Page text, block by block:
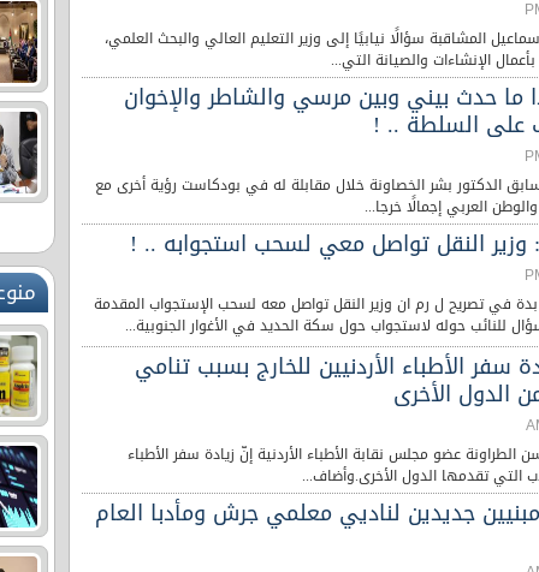
المشاقبة سؤالًا نيابيًا إلى وزير التعليم العالي والبحث العلمي،
الإنشاءات والصيانة التي...
ما حدث بيني وبين مرسي والشاطر والإخوان
على السلطة .. !
الدكتور بشر الخصاونة خلال مقابلة له في بودكاست رؤية أخرى مع
العربي إجمالًا خرجا...
: وزير النقل تواصل معي لسحب استجوابه .. !
في تصريح ل رم ان وزير النقل تواصل معه لسحب الإستجواب المقدمة
للنائب حوله لاستجواب حول سكة الحديد في الأغوار الجنوبية...
سفر الأطباء الأردنيين للخارج بسبب تنامي
الدول الأخرى
عضو مجلس نقابة الأطباء الأردنية إنّ زيادة سفر الأطباء
التي تقدمها الدول الأخرى.وأضاف...
مبنيين جديدين لناديي معلمي جرش ومأدبا العام